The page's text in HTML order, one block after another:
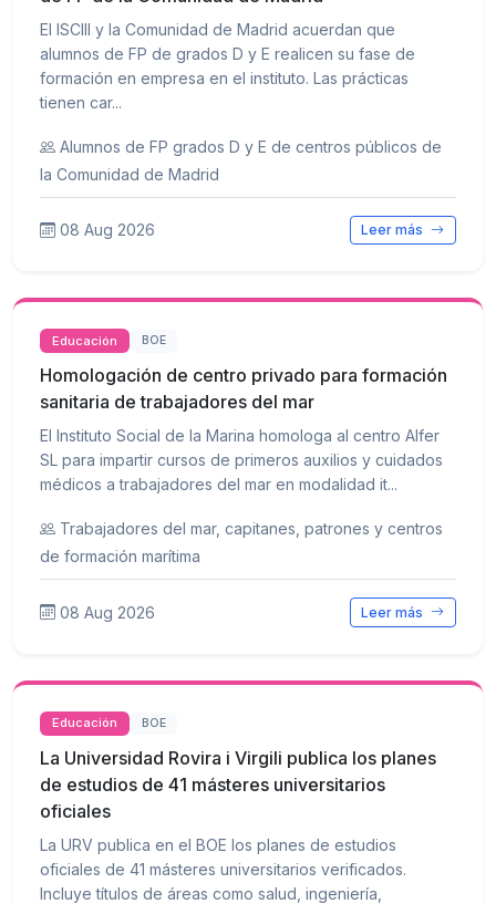
El ISCIII y la Comunidad de Madrid acuerdan que
alumnos de FP de grados D y E realicen su fase de
formación en empresa en el instituto. Las prácticas
tienen car...
Alumnos de FP grados D y E de centros públicos de
la Comunidad de Madrid
08 Aug 2026 Leer más
Educación BOE
Homologación de centro privado para formación
sanitaria de trabajadores del mar
El Instituto Social de la Marina homologa al centro Alfer
SL para impartir cursos de primeros auxilios y cuidados
médicos a trabajadores del mar en modalidad it...
Trabajadores del mar, capitanes, patrones y centros
de formación marítima
08 Aug 2026 Leer más
Educación BOE
La Universidad Rovira i Virgili publica los planes
de estudios de 41 másteres universitarios
oficiales
La URV publica en el BOE los planes de estudios
oficiales de 41 másteres universitarios verificados.
Incluye títulos de áreas como salud, ingeniería,